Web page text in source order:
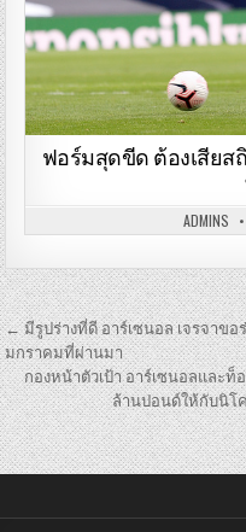
ฟอร์มสุดขีด ต้องเสียส
ADMINS
เมนู
นำทาง
เรื่อง
← มีรูปร่างที่ดี อาร์เซนอล เจรจาข
มกราคมที่ผ่านมา
กองหน้าตัวเป้า อาร์เซนอลและ
ล้านปอนด์ให้กับนิโ